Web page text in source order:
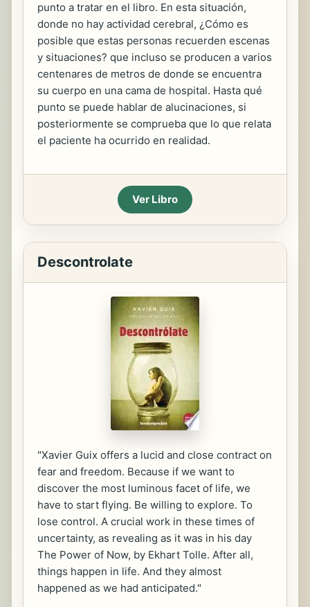
punto a tratar en el libro. En esta situación,
donde no hay actividad cerebral, ¿Cómo es
posible que estas personas recuerden escenas
y situaciones? que incluso se producen a varios
centenares de metros de donde se encuentra
su cuerpo en una cama de hospital. Hasta qué
punto se puede hablar de alucinaciones, si
posteriormente se comprueba que lo que relata
el paciente ha ocurrido en realidad.
Ver Libro
Descontrolate
"Xavier Guix offers a lucid and close contract on
fear and freedom. Because if we want to
discover the most luminous facet of life, we
have to start flying. Be willing to explore. To
lose control. A crucial work in these times of
uncertainty, as revealing as it was in his day
The Power of Now, by Ekhart Tolle. After all,
things happen in life. And they almost
happened as we had anticipated."